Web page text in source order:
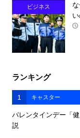
ビジネス
ランキング
1 キャスター
バレンタインデー「
説